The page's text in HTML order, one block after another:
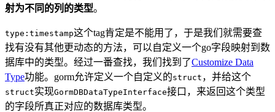
射为不同的列的类型。
type:timestamp这个tag肯定是不能用了，于是我们就需要查
找有没有其他更动态的方法，可以自定义一个go字段映射到数
据库中的类型。经过一番查找，我们找到了Customize Data
Type功能。gorm允许定义一个自定义的struct ，并给这个
struct实现GormDBDataTypeInterface接口，来返回这个类型
的字段所真正对应的数据库类型。